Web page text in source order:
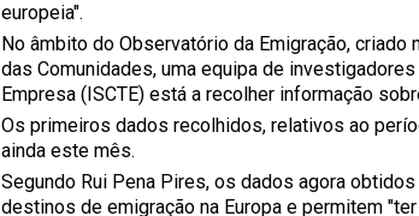
europeia".
No âmbito do Observatório da Emigração,
das Comunidades, uma equipa de
Empresa (ISCTE) está a recolher informação
Os primeiros dados recolhidos, relativos ao
ainda este mês.
Segundo Rui Pena Pires, os dados agora
destinos de emigração na Europa e permitem